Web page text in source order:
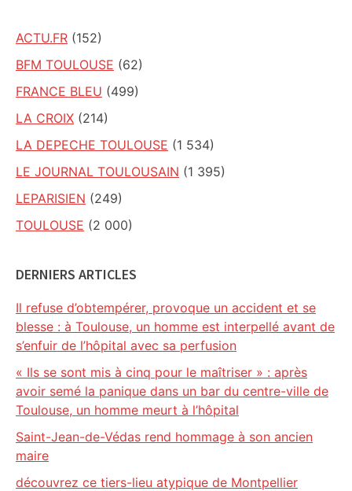
ACTU.FR (152)
BFM TOULOUSE (62)
FRANCE BLEU (499)
LA CROIX (214)
LA DEPECHE TOULOUSE (1 534)
LE JOURNAL TOULOUSAIN (1 395)
LEPARISIEN (249)
TOULOUSE (2 000)
DERNIERS ARTICLES
Il refuse d’obtempérer, provoque un accident et se
blesse : à Toulouse, un homme est interpellé avant de
s’enfuir de l’hôpital avec sa perfusion
« Ils se sont mis à cinq pour le maîtriser » : après
avoir semé la panique dans un bar du centre-ville de
Toulouse, un homme meurt à l’hôpital
Saint-Jean-de-Védas rend hommage à son ancien
maire
découvrez ce tiers-lieu atypique de Montpellier